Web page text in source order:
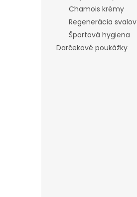
Chamois krémy
Regenerácia svalov
Športová hygiena
Darčekové poukážky